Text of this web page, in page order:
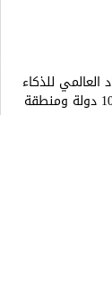
العالمي للذكاء
الاصطناعي 2026، ممثلاً للجمهورية العربية السورية في هذا المحفل العلمي الدولي الذي يجمع نخبة المواهب الشابة من 103 دولة ومنطقة